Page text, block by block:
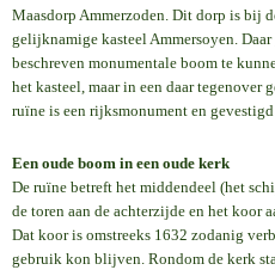
Maasdorp Ammerzoden. Dit dorp is bij
gelijknamige kasteel Ammersoyen.
beschreven monumentale boom te
het kasteel, maar in een daar tegenover
ruïne is een rijksmonument en
Een oude boom in een oude kerk
De ruïne betreft het middendeel (het
de toren aan de achterzijde en het
Dat koor is omstreeks 1632 zodanig
gebruik kon blijven. Rondom de kerk